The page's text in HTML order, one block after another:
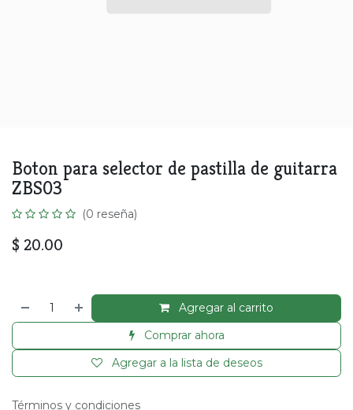
Boton para selector de pastilla de guitarra
ZBS03
(0 reseña)
$ 20.00
Agregar al carrito
Comprar ahora
Agregar a la lista de deseos
Términos y condiciones